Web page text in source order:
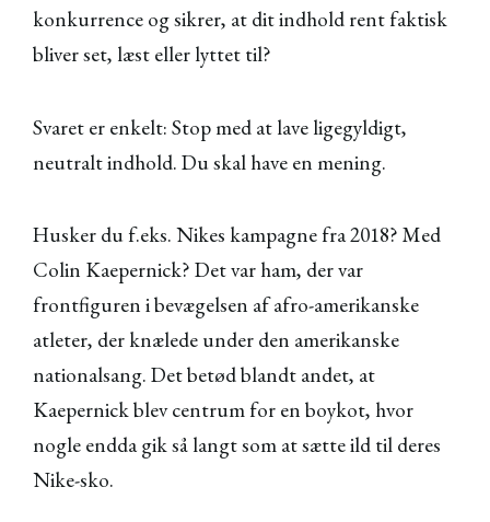
konkurrence og sikrer, at dit indhold rent faktisk
bliver set, læst eller lyttet til?
Svaret er enkelt: Stop med at lave ligegyldigt,
neutralt indhold. Du skal have en mening.
Husker du f.eks. Nikes kampagne fra 2018? Med
Colin Kaepernick? Det var ham, der var
frontfiguren i bevægelsen af afro-amerikanske
atleter, der knælede under den amerikanske
nationalsang. Det betød blandt andet, at
Kaepernick blev centrum for en boykot, hvor
nogle endda gik så langt som at sætte ild til deres
Nike-sko.